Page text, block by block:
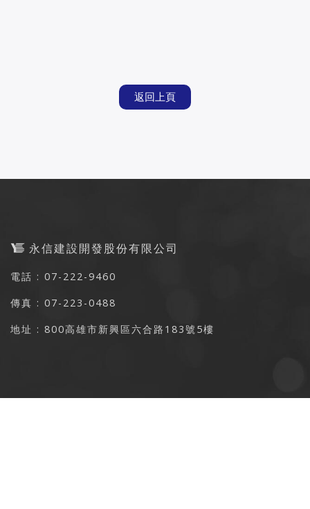
返回上頁
永信建設開發股份有限公司
電話 : 07-222-9460
傳真 : 07-223-0488
地址 : 800高雄市新興區六合路183號5樓